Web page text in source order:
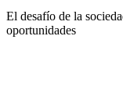
El desafío de la
oportunidades